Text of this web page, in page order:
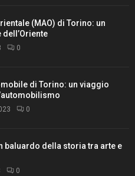
(MAO) di Torino: un
0
di Torino: un viaggio
0
baluardo della storia tra arte e
0